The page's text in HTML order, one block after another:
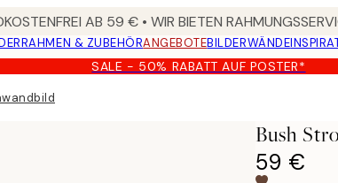
AB 59 € • WIR BIETEN
RAHMEN & ZUBEHÖRANGEBOTEBILDERWÄNDE
SALE - 50% RABATT AUF POSTER*
Bush
59 €